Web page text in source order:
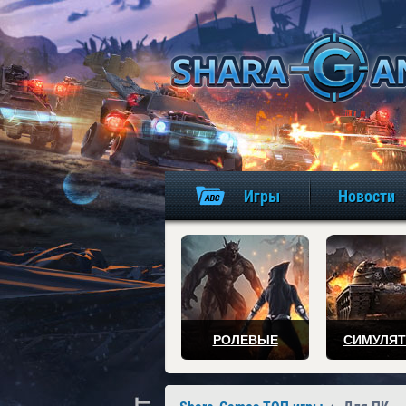
Игры Новости
РОЛЕВЫЕ